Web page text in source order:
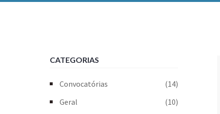
CATEGORIAS
Convocatórias
(14)
Geral
(10)